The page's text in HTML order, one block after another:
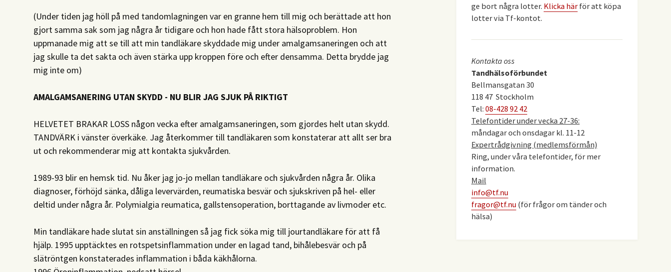
(Under tiden jag höll på med tandomlagningen var en granne hem till mig och berättade att hon
gjort samma sak som jag några år tidigare och hon hade fått stora hälsoproblem. Hon
uppmanade mig att se till att min tandläkare skyddade mig under amalgamsaneringen och att
jag skulle ta det sakta och även stärka upp kroppen före och efter densamma. Detta brydde jag
mig inte om)
​AMALGAMSANERING UTAN SKYDD - NU BLIR JAG SJUK PÅ RIKTIGT
HELVETET BRAKAR LOSS någon vecka efter amalgamsaneringen, som gjordes helt utan skydd.
TANDVÄRK i vänster överkäke. Jag återkommer till tandläkaren som konstaterar att allt ser bra
ut och rekommenderar mig att kontakta sjukvården.
1989-93 blir en hemsk tid. Nu åker jag jo-jo mellan tandläkare och sjukvården några år. Olika
diagnoser, förhöjd sänka, dåliga levervärden, reumatiska besvär och sjukskriven på hel- eller
deltid under några år. Polymialgia reumatica, gallstensoperation, borttagande av livmoder etc.
Min tandläkare hade slutat sin anställningen så jag fick söka mig till jourtandläkare för att få
hjälp. 1995 upptäcktes en rotspetsinflammation under en lagad tand, bihålebesvär och på
slätröntgen konstaterades inflammation i båda käkhålorna.
ge bort några lotter. Klicka härför att köpa
lotter via Tf-kontot.
Kontakta oss
Tandhälsoförbundet
Bellmansgatan 30
118 47 Stockholm
Tel: 08-428 92 42
Telefontider under vecka 27-36:
måndagar och onsdagar kl. 11-12
Expertrådgivning (medlemsförmån)
Ring, under våra telefontider, för mer
information.
Mail
info@tf.nu
fragor@tf.nu(för frågor om tänder och
hälsa)